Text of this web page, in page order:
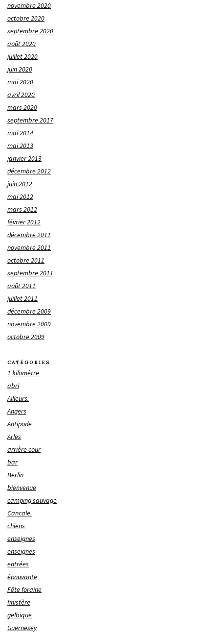
novembre 2020
octobre 2020
septembre 2020
août 2020
juillet 2020
juin 2020
mai 2020
avril 2020
mars 2020
septembre 2017
mai 2014
mai 2013
janvier 2013
décembre 2012
juin 2012
mai 2012
mars 2012
février 2012
décembre 2011
novembre 2011
octobre 2011
septembre 2011
août 2011
juillet 2011
décembre 2009
novembre 2009
octobre 2009
CATÉGORIES
1 kilomètre
abri
Ailleurs.
Angers
Antipode
Arles
arrière cour
bar
Berlin
bienvenue
camping sauvage
Cancale.
chiens
enseignes
enseignes
entrées
épouvante
Fête foraine
finistère
gelbique
Guernesey